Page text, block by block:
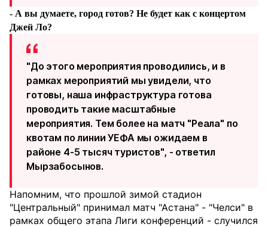
- А вы думаете, город готов? Не будет как с концертом
Джей Ло?
"До этого мероприятия проводились, и в
рамках мероприятий мы увидели, что
готовы, наша инфраструктура готова
проводить такие масштабные
мероприятия. Тем более на матч "Реала" по
квотам по линии УЕФА мы ожидаем в
районе 4-5 тысяч туристов", - ответил
Мырзабосынов.
Напомним, что прошлой зимой стадион
"Центральный" принимал матч "Астана" - "Челси" в
рамках общего этапа Лиги конференций - случился